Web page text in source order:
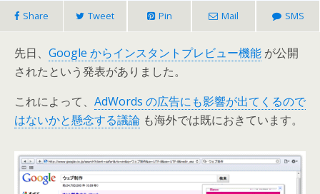
Share Tweet Pin Mail SMS
先日、 Google からインスタントプレビュー機能 が公開
されたという発表がありました。
これによって、 AdWords の広告にも影響が出てくるので
はないかと懸念する議論 も海外では既におきています。